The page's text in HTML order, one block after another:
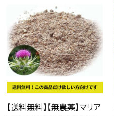
【送料無料】【無農薬】マリア